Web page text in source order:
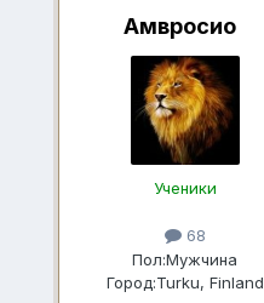
Амвросио
Ученики
68
Пол:Мужчина
Город:Turku, Finland